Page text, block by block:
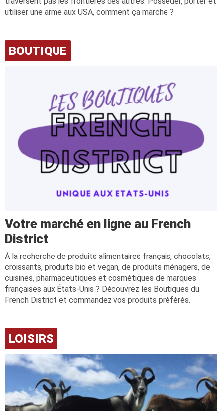
utiliser une arme aux USA, comment ça marche ?
BOUTIQUE
Votre marché en ligne au French
District
À la recherche de produits alimentaires français, chocolats,
croissants, produits bio et vegan, de produits ménagers, de
cuisines, pharmaceutiques et cosmétiques de marques
françaises aux États-Unis ? Découvrez les Boutiques du
French District et commandez vos produits préférés.
LOISIRS